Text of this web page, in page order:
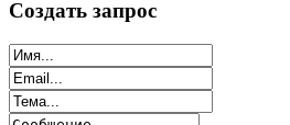
Создать запрос